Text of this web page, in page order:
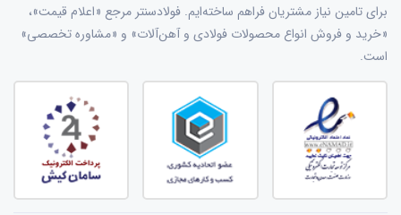
برای تامین نیاز مشتریان فراهم ساخته‌ایم. فولادسنتر مرجع «اعلام قیمت»،
«خرید و فروش انواع محصولات فولادی و آهن‌آلات» و «مشاوره تخصصی»
است.